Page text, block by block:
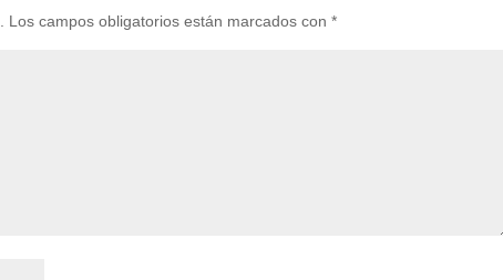
Los campos obligatorios están marcados con*